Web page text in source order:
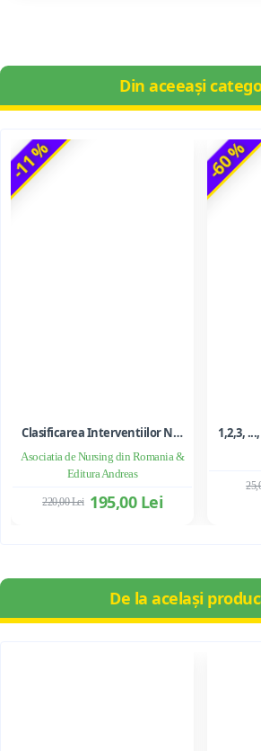
Din aceeași
-11 %
Asociatia de Nursing din Romania &
Editura Andreas
Clasificarea Interventiilor Nursing (NIC)
195,00 Lei
220,00 Lei
-60 %
De la același